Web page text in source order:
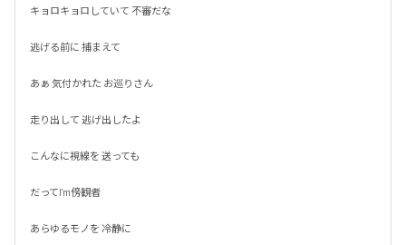
キョロキョロしていて 不審だな
逃げる前に 捕まえて
あぁ 気付かれた お巡りさん
走り出して 逃げ出したよ
こんなに視線を 送っても
だってI'm傍観者
あらゆるモノを 冷静に